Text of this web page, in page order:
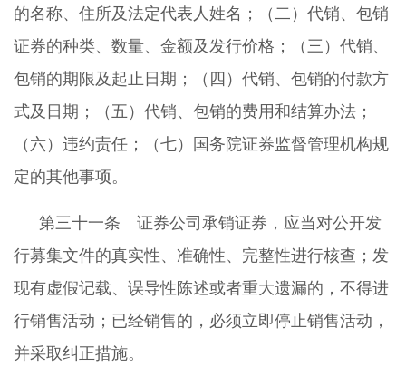
的名称、住所及法定代表人姓名；（二）代销、包销
证券的种类、数量、金额及发行价格；（三）代销、
包销的期限及起止日期；（四）代销、包销的付款方
式及日期；（五）代销、包销的费用和结算办法；
（六）违约责任；（七）国务院证券监督管理机构规
定的其他事项。
第三十一条 证券公司承销证券，应当对公开发
行募集文件的真实性、准确性、完整性进行核查；发
现有虚假记载、误导性陈述或者重大遗漏的，不得进
行销售活动；已经销售的，必须立即停止销售活动，
并采取纠正措施。